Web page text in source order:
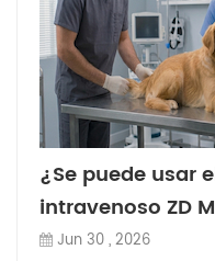
¿Se puede usar
intravenoso ZD
Jun 30 , 2026